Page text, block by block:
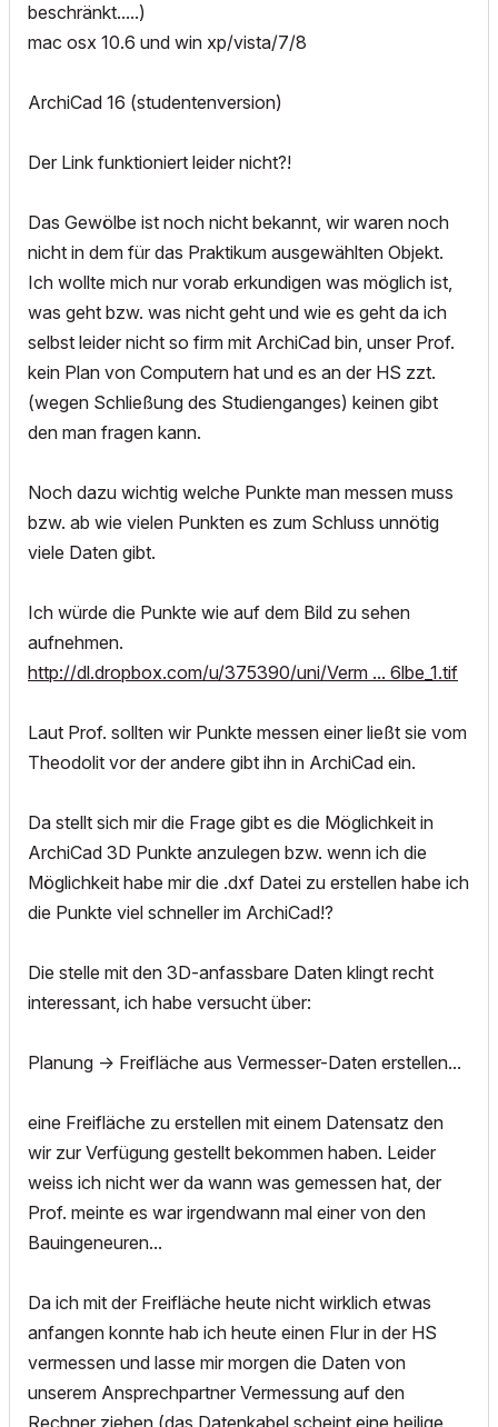
beschränkt.....)
mac osx 10.6 und win xp/vista/7/8
ArchiCad 16 (studentenversion)
Der Link funktioniert leider nicht?!
Das Gewölbe ist noch nicht bekannt, wir waren noch
nicht in dem für das Praktikum ausgewählten Objekt.
Ich wollte mich nur vorab erkundigen was möglich ist,
was geht bzw. was nicht geht und wie es geht da ich
selbst leider nicht so firm mit ArchiCad bin, unser Prof.
kein Plan von Computern hat und es an der HS zzt.
(wegen Schließung des Studienganges) keinen gibt
den man fragen kann.
Noch dazu wichtig welche Punkte man messen muss
bzw. ab wie vielen Punkten es zum Schluss unnötig
viele Daten gibt.
Ich würde die Punkte wie auf dem Bild zu sehen
aufnehmen.
http://dl.dropbox.com/u/375390/uni/Verm ... 6lbe_1.tif
Laut Prof. sollten wir Punkte messen einer ließt sie vom
Theodolit vor der andere gibt ihn in ArchiCad ein.
Da stellt sich mir die Frage gibt es die Möglichkeit in
ArchiCad 3D Punkte anzulegen bzw. wenn ich die
Möglichkeit habe mir die .dxf Datei zu erstellen habe ich
die Punkte viel schneller im ArchiCad!?
Die stelle mit den 3D-anfassbare Daten klingt recht
interessant, ich habe versucht über:
Planung -> Freifläche aus Vermesser-Daten erstellen...
eine Freifläche zu erstellen mit einem Datensatz den
wir zur Verfügung gestellt bekommen haben. Leider
weiss ich nicht wer da wann was gemessen hat, der
Prof. meinte es war irgendwann mal einer von den
Bauingeneuren...
Da ich mit der Freifläche heute nicht wirklich etwas
anfangen konnte hab ich heute einen Flur in der HS
vermessen und lasse mir morgen die Daten von
unserem Ansprechpartner Vermessung auf den
Rechner ziehen (das Datenkabel scheint eine heilige